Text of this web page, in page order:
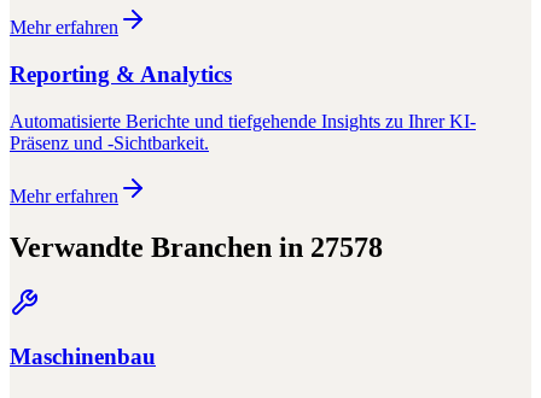
Mehr erfahren
Reporting & Analytics
Automatisierte Berichte und tiefgehende Insights zu Ihrer KI-
Präsenz und -Sichtbarkeit.
Mehr erfahren
Verwandte Branchen in 27578
Maschinenbau